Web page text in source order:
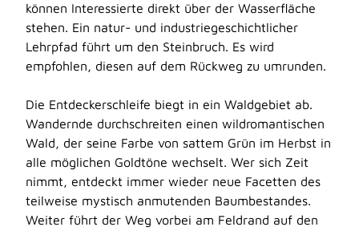
können Interessierte direkt über der Wasserfläche
stehen. Ein natur- und industriegeschichtlicher
Lehrpfad führt um den Steinbruch. Es wird
empfohlen, diesen auf dem Rückweg zu umrunden.
Die Entdeckerschleife biegt in ein Waldgebiet ab.
Wandernde durchschreiten einen wildromantischen
Wald, der seine Farbe von sattem Grün im Herbst in
alle möglichen Goldtöne wechselt. Wer sich Zeit
nimmt, entdeckt immer wieder neue Facetten des
teilweise mystisch anmutenden Baumbestandes.
Weiter führt der Weg vorbei am Feldrand auf den